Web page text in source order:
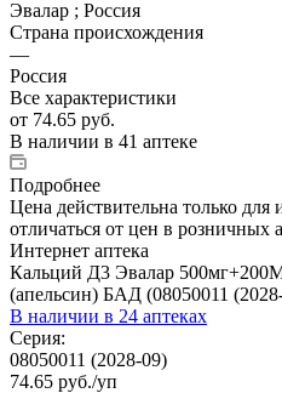
Эвалар ; Россия
Страна происхождения
—
Россия
Все характеристики
от 74.65 руб.
В наличии в 41 аптеке
Подробнее
Цена действительна только
отличаться от цен в розничных
Интернет аптека
Кальций Д3 Эвалар
(апельсин) БАД (08050011
В наличии в 24 аптеках
Серия:
08050011 (2028-09)
74.65 руб./уп